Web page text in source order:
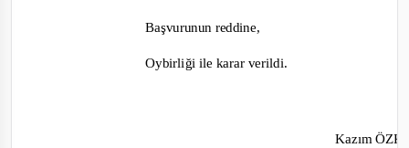
Başvurunun reddine,
Oybirliğiile karar verildi.
Kazım